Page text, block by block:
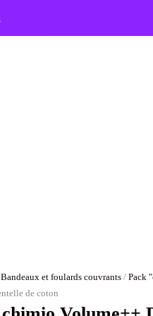
Bandeaux et foulards couvrants /Pack
de coton